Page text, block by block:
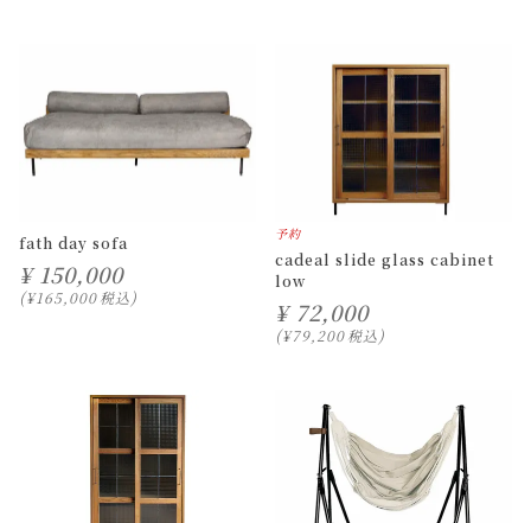
fath day sofa
¥ 150,000
¥165,000税込
予約
cadeal slide glass cabinet
low
¥ 72,000
¥79,200税込